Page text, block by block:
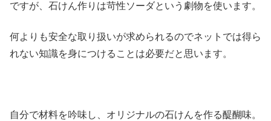
ですが、石けん作りは苛性ソーダという劇物を使います。
何よりも安全な取り扱いが求められるのでネットでは得ら
れない知識を身につけることは必要だと思います。
自分で材料を吟味し、オリジナルの石けんを作る醍醐味。